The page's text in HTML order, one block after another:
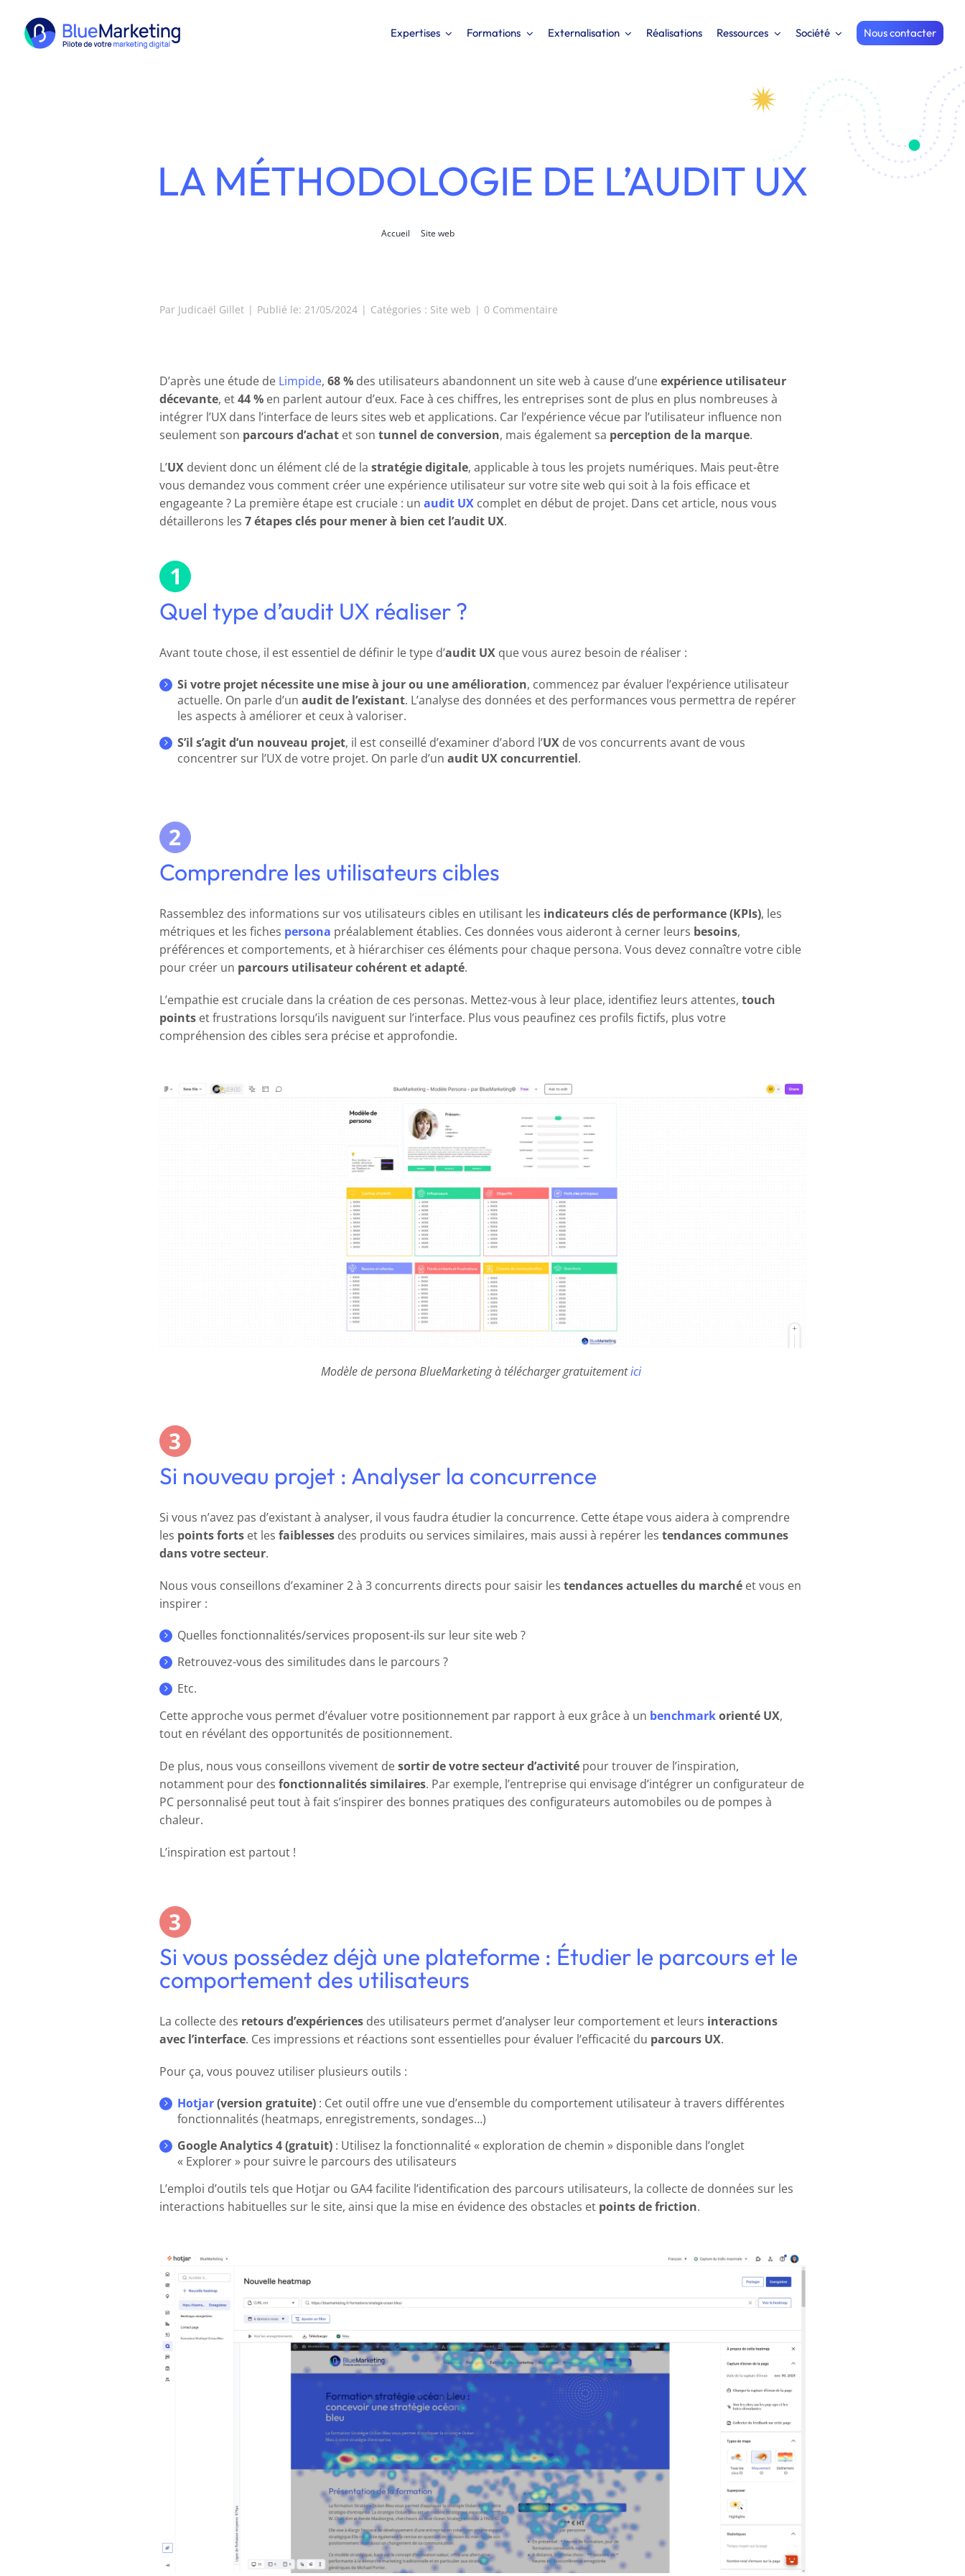
contenu
Expertises Formations Externalisation Réalisations Ressources Société Nous contacter
LA MÉTHODOLOGIE DE L’AUDIT UX
Accueil Site web
Par Judicaël Gillet | Publié le: 21/05/2024 | Catégories : Site web | 0 Commentaireon
UX
D’après une étude de Limpide, 68 %des utilisateurs abandonnent un site web à cause d’uneexpérience utilisateur
décevante, et44 %en parlent autour d’eux. Face à ces chiffres, les entreprises sont de plus en plus nombreuses à
intégrer l’UX dans l’interface de leurs sites web et applications. Car l’expérience vécue par l’utilisateur influence non
seulement son parcours d’achatet son tunnel de conversion, mais également sa perception de la marque.
L’UXdevient donc un élément clé de la stratégie digitale, applicable à tous les projets numériques. Mais peut-être
vous demandez vous comment créer une expérience utilisateur sur votre site web qui soit à la fois efficace et
engageante ? La première étape est cruciale : un audit UXcomplet en début de projet. Dans cet article, nous vous
détaillerons les 7 étapes clés pour mener à bien cet l’audit UX.
Quel type d’audit UX réaliser ?
Avant toute chose, il est essentiel de définir le type d’audit UXque vous aurez besoin de réaliser :
Si votre projet nécessite une mise à jour ou une amélioration, commencez par évaluer l’expérience utilisateur
actuelle. On parle d’un audit de l’existant. L’analyse des données et des performances vous permettra de repérer
les aspects à améliorer et ceux à valoriser.
S’il s’agit d’un nouveau projet, il est conseillé d’examiner d’abord l’UXde vos concurrents avant de vous
concentrer sur l’UX de votre projet. On parle d’un audit UX concurrentiel.
Comprendre les utilisateurs cibles
Rassemblez des informations sur vos utilisateurs cibles en utilisant les indicateurs clés de performance (KPIs), les
métriques et les fiches persona préalablement établies. Ces données vous aideront à cerner leurs besoins,
préférences et comportements, et à hiérarchiser ces éléments pour chaque persona. Vous devez connaître votre cible
pour créer un parcours utilisateur cohérent et adapté.
L’empathie est cruciale dans la création de ces personas. Mettez-vous à leur place, identifiez leurs attentes, touch
points et frustrations lorsqu’ils naviguent sur l’interface. Plus vous peaufinez ces profils fictifs, plus votre
compréhension des cibles sera précise et approfondie.
Modèle de persona BlueMarketing à télécharger gratuitementici
Si nouveau projet : Analyser la concurrence
Si vous n’avez pas d’existant à analyser, il vous faudra étudier la concurrence. Cette étape vous aidera à comprendre
les points fortset les faiblessesdes produits ou services similaires, mais aussi à repérer les tendances communes
dans votre secteur.
Nous vous conseillons d’examiner 2 à 3 concurrents directs pour saisir les tendances actuelles du marchéet vous en
inspirer :
Quelles fonctionnalités/services proposent-ils sur leur site web ?
Retrouvez-vous des similitudes dans le parcours ?
Etc.
Cette approche vous permet d’évaluer votre positionnement par rapport à eux grâce à un benchmarkorienté UX,
tout en révélant des opportunités de positionnement.
De plus, nous vous conseillons vivement desortir de votre secteur d’activitépour trouver de l’inspiration,
notamment pour des fonctionnalités similaires. Par exemple, l’entreprise qui envisage d’intégrer un configurateur de
PC personnalisé peut tout à fait s’inspirer des bonnes pratiques des configurateurs automobiles ou de pompes à
chaleur.
L’inspiration est partout !
Si vous possédez déjà une plateforme : Étudier le parcours et le
comportement des utilisateurs
La collecte des retours d’expériencesdes utilisateurs permet d’analyser leur comportement et leurs interactions
avec l’interface. Ces impressions et réactions sont essentielles pour évaluer l’efficacité du parcours UX.
Pour ça, vous pouvez utiliser plusieurs outils :
Hotjar(version gratuite): Cet outil offre une vue d’ensemble du comportement utilisateur à travers différentes
fonctionnalités (heatmaps, enregistrements, sondages…)
Google Analytics 4 (gratuit): Utilisez la fonctionnalité « exploration de chemin » disponible dans l’onglet
« Explorer » pour suivre le parcours des utilisateurs
L’emploi d’outils tels que Hotjar ou GA4 facilite l’identification des parcours utilisateurs, la collecte de données sur les
interactions habituelles sur le site, ainsi que la mise en évidence des obstacles et points de friction.